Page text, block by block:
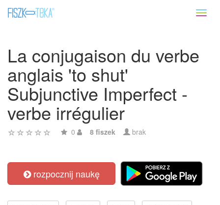
La conjugaison du verbe
anglais 'to shut'
Subjunctive Imperfect -
verbe irrégulier
0 8 fiszek brak
rozpocznij naukę